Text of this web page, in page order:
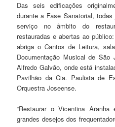
Das seis edificações
durante a Fase Sanatorial,
serviço no âmbito do
restauradas e abertas ao
abriga o Cantos de Leitura,
Documentação Musical de
Alfredo Galvão, onde está
Pavilhão da Cia. Paulista de
Orquestra Joseense.
“Restaurar o Vicentina
grandes desejos dos